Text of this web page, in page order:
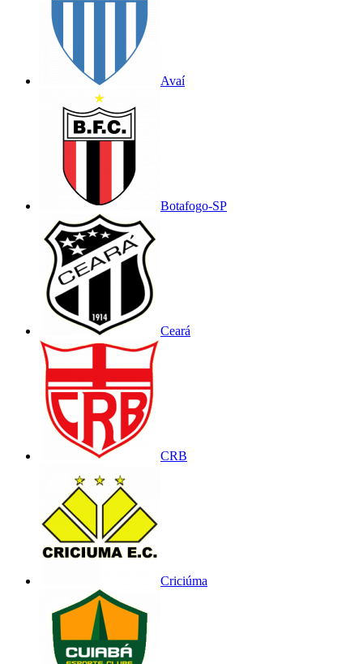
Avaí
Botafogo-SP
Ceará
CRB
Criciúma